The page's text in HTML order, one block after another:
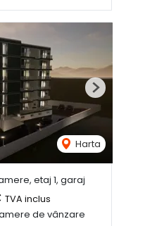
Harta
Next
etaj 1, garaj
TVA inclus
de vânzare